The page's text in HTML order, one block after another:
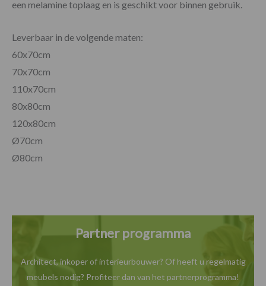
een melamine toplaag en is geschikt voor binnen gebruik.
Leverbaar in de volgende maten:
60x70cm
70x70cm
110x70cm
80x80cm
120x80cm
Ø70cm
Ø80cm
Partner programma
Architect, inkoper of interieurbouwer? Of heeft u regelmatig
meubels nodig? Profiteer dan van het partnerprogramma!